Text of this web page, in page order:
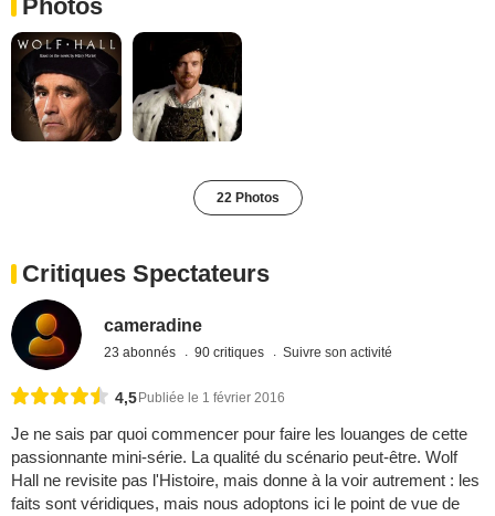
Photos
22 Photos
Critiques Spectateurs
cameradine
23 abonnés 90 critiques Suivre son activité
4,5 Publiée le 1 février 2016
Je ne sais par quoi commencer pour faire les louanges de cette
passionnante mini‑série. La qualité du scénario peut-être. Wolf
Hall ne revisite pas l'Histoire, mais donne à la voir autrement : les
faits sont véridiques, mais nous adoptons ici le point de vue de